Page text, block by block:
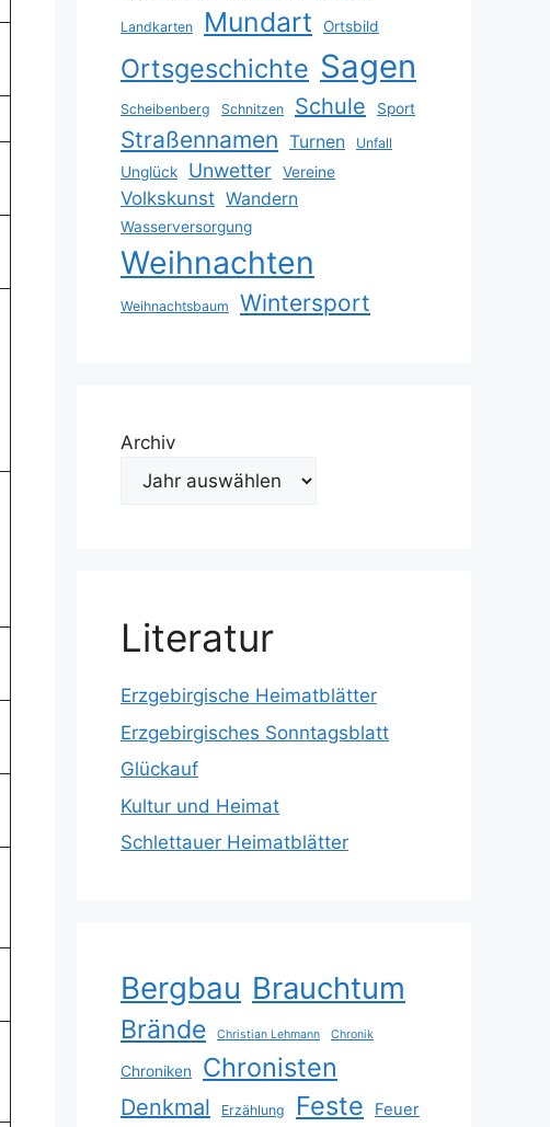
Landkarten Mundart Ortsbild
Ortsgeschichte Sagen
Scheibenberg Schnitzen Schule Sport
Straßennamen Turnen Unfall
Unglück Unwetter Vereine
Volkskunst Wandern
Wasserversorgung
Weihnachten
Weihnachtsbaum Wintersport
Archiv
Literatur
Erzgebirgische Heimatblätter
Erzgebirgisches Sonntagsblatt
Glückauf
Kultur und Heimat
Schlettauer Heimatblätter
Bergbau Brauchtum
Brände Christian Lehmann Chronik
Chroniken Chronisten
Denkmal Erzählung Feste Feuer